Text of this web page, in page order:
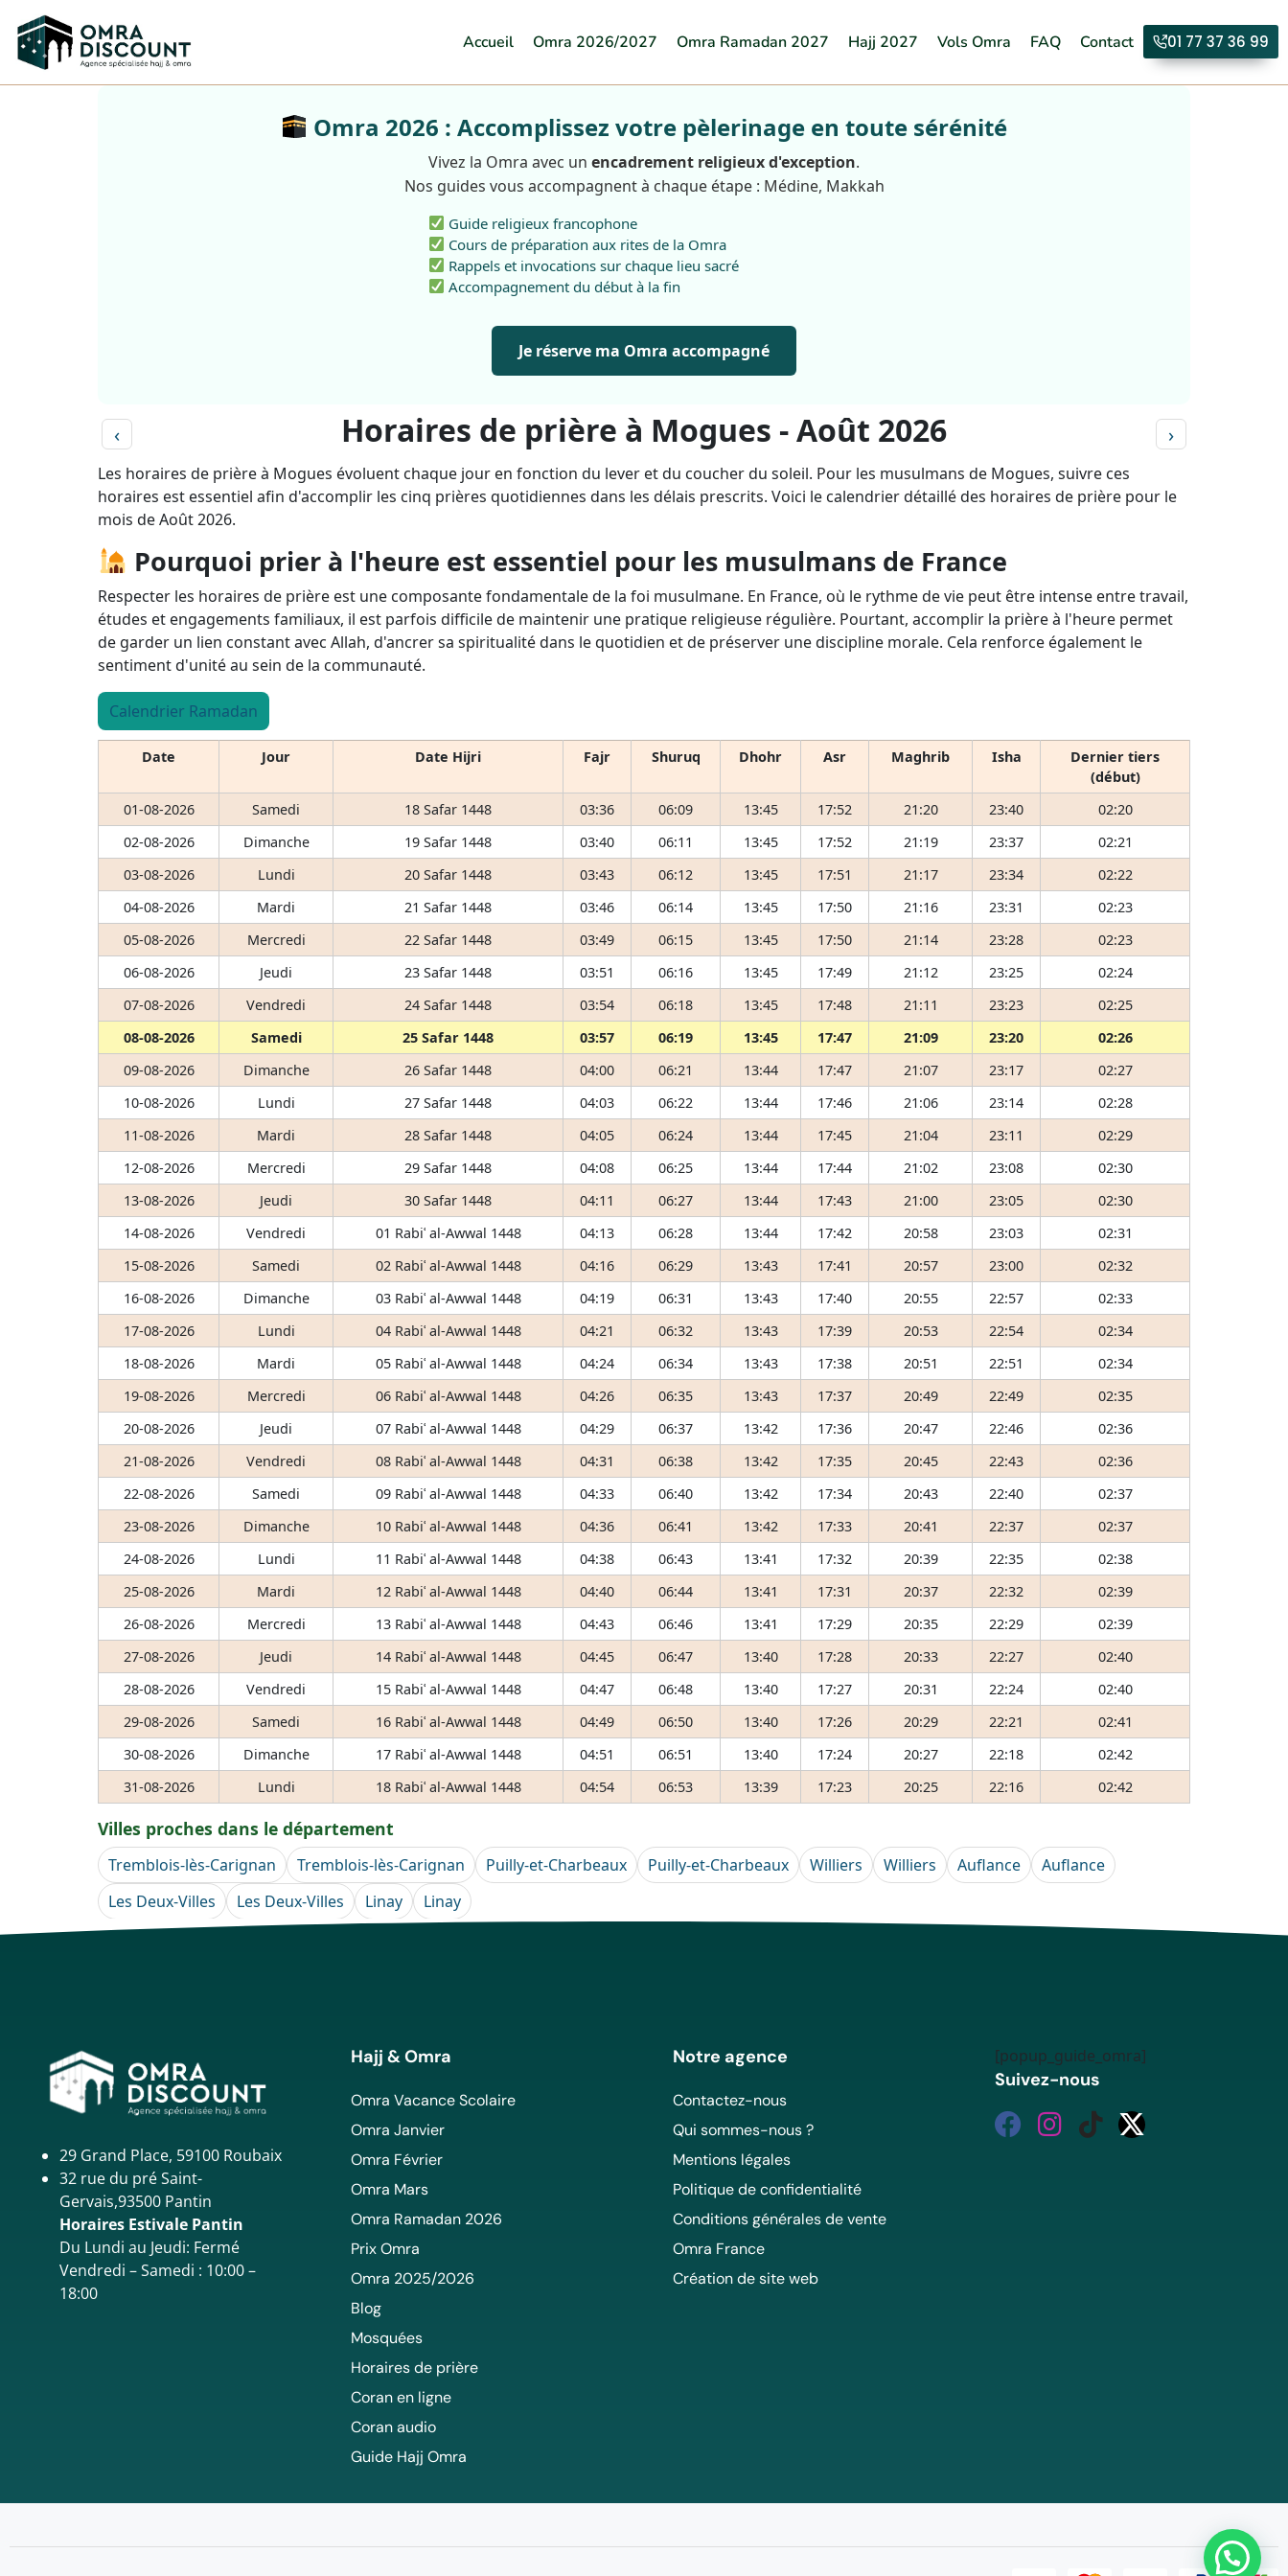
Accueil Omra 2026/2027 Omra Ramadan 2027 Hajj 2027 Vols Omra FAQ Contact 01 77 37 36 99
Omra 2026 : Accomplissez votre pèlerinage en toute sérénité
Vivez la Omra avec un encadrement religieux d'exception.
Nos guides vous accompagnent à chaque étape : Médine, Makkah
Guide religieux francophone
Cours de préparation aux rites de la Omra
Rappels et invocations sur chaque lieu sacré
Accompagnement du début à la fin
Je réserve ma Omra accompagné
‹ Horaires de prière à Mogues - Août 2026 ›
Les horaires de prière à Mogues évoluent chaque jour en fonction du lever et du coucher du soleil. Pour les musulmans de Mogues, suivre ces
horaires est essentiel afin d'accomplir les cinq prières quotidiennes dans les délais prescrits. Voici le calendrier détaillé des horaires de prière pour le
mois de Août 2026.
Pourquoi prier à l'heure est essentiel pour les musulmans de France
Respecter les horaires de prière est une composante fondamentale de la foi musulmane. En France, où le rythme de vie peut être intense entre travail,
études et engagements familiaux, il est parfois difficile de maintenir une pratique religieuse régulière. Pourtant, accomplir la prière à l'heure permet
de garder un lien constant avec Allah, d'ancrer sa spiritualité dans le quotidien et de préserver une discipline morale. Cela renforce également le
sentiment d'unité au sein de la communauté.
Calendrier Ramadan
Date Jour Date Hijri Fajr Shuruq Dhohr Asr Maghrib Isha
Dernier tiers
(début)
01-08-2026
Samedi 18 Safar 1448 03:36 06:09 13:45 17:52 21:20 23:40
02:20
02-08-2026
Dimanche 19 Safar 1448 03:40 06:11 13:45 17:52 21:19 23:37
02:21
03-08-2026
Lundi 20 Safar 1448 03:43 06:12 13:45 17:51 21:17 23:34
02:22
04-08-2026
Mardi 21 Safar 1448 03:46 06:14 13:45 17:50 21:16 23:31
02:23
05-08-2026
Mercredi 22 Safar 1448 03:49 06:15 13:45 17:50 21:14 23:28
02:23
06-08-2026
Jeudi 23 Safar 1448 03:51 06:16 13:45 17:49 21:12 23:25
02:24
07-08-2026
Vendredi 24 Safar 1448 03:54 06:18 13:45 17:48 21:11 23:23
02:25
08-08-2026
Samedi 25 Safar 1448 03:57 06:19 13:45 17:47 21:09 23:20
02:26
09-08-2026
Dimanche 26 Safar 1448 04:00 06:21 13:44 17:47 21:07 23:17
02:27
10-08-2026
Lundi 27 Safar 1448 04:03 06:22 13:44 17:46 21:06 23:14
02:28
11-08-2026
Mardi 28 Safar 1448 04:05 06:24 13:44 17:45 21:04 23:11
02:29
12-08-2026
Mercredi 29 Safar 1448 04:08 06:25 13:44 17:44 21:02 23:08
02:30
13-08-2026
Jeudi 30 Safar 1448 04:11 06:27 13:44 17:43 21:00 23:05
02:30
14-08-2026
Vendredi 01 Rabiʿ al-Awwal 1448 04:13 06:28 13:44 17:42 20:58 23:03
02:31
15-08-2026
Samedi 02 Rabiʿ al-Awwal 1448 04:16 06:29 13:43 17:41 20:57 23:00
02:32
16-08-2026
Dimanche 03 Rabiʿ al-Awwal 1448 04:19 06:31 13:43 17:40 20:55 22:57
02:33
17-08-2026
Lundi 04 Rabiʿ al-Awwal 1448 04:21 06:32 13:43 17:39 20:53 22:54
02:34
18-08-2026
Mardi 05 Rabiʿ al-Awwal 1448 04:24 06:34 13:43 17:38 20:51 22:51
02:34
19-08-2026
Mercredi 06 Rabiʿ al-Awwal 1448 04:26 06:35 13:43 17:37 20:49 22:49
02:35
20-08-2026
Jeudi 07 Rabiʿ al-Awwal 1448 04:29 06:37 13:42 17:36 20:47 22:46
02:36
21-08-2026
Vendredi 08 Rabiʿ al-Awwal 1448 04:31 06:38 13:42 17:35 20:45 22:43
02:36
22-08-2026
Samedi 09 Rabiʿ al-Awwal 1448 04:33 06:40 13:42 17:34 20:43 22:40
02:37
23-08-2026
Dimanche 10 Rabiʿ al-Awwal 1448 04:36 06:41 13:42 17:33 20:41 22:37
02:37
24-08-2026
Lundi 11 Rabiʿ al-Awwal 1448 04:38 06:43 13:41 17:32 20:39 22:35
02:38
25-08-2026
Mardi 12 Rabiʿ al-Awwal 1448 04:40 06:44 13:41 17:31 20:37 22:32
02:39
26-08-2026
Mercredi 13 Rabiʿ al-Awwal 1448 04:43 06:46 13:41 17:29 20:35 22:29
02:39
27-08-2026
Jeudi 14 Rabiʿ al-Awwal 1448 04:45 06:47 13:40 17:28 20:33 22:27
02:40
28-08-2026
Vendredi 15 Rabiʿ al-Awwal 1448 04:47 06:48 13:40 17:27 20:31 22:24
02:40
29-08-2026
Samedi 16 Rabiʿ al-Awwal 1448 04:49 06:50 13:40 17:26 20:29 22:21
02:41
30-08-2026
Dimanche 17 Rabiʿ al-Awwal 1448 04:51 06:51 13:40 17:24 20:27 22:18
02:42
31-08-2026
Lundi 18 Rabiʿ al-Awwal 1448 04:54 06:53 13:39 17:23 20:25 22:16 02:42
Villes proches dans le département
Tremblois-lès-Carignan Tremblois-lès-Carignan Puilly-et-Charbeaux Puilly-et-Charbeaux Williers Williers Auflance
Auflance
Les Deux-Villes
Les Deux-Villes Linay Linay
29 Grand Place, 59100 Roubaix
32 rue du pré Saint-
Gervais,93500 Pantin
Horaires Estivale Pantin
Du Lundi au Jeudi: Fermé
Vendredi – Samedi : 10:00 –
18:00
Hajj & Omra
Omra Vacance Scolaire
Omra Janvier
Omra Février
Omra Mars
Omra Ramadan 2026
Prix Omra
Omra 2025/2026
Blog
Mosquées
Horaires de prière
Coran en ligne
Coran audio
Guide Hajj Omra
Notre agence
Contactez-nous
Qui sommes-nous ?
Mentions légales
Politique de confidentialité
Conditions générales de vente
Omra France
Création de site web
[popup_guide_omra]
Suivez-nous